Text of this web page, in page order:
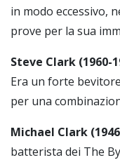
in modo eccessivo,
prove per la sua
Steve Clark (1960-
Era un forte
per una
Michael Clark (1946
batterista dei The